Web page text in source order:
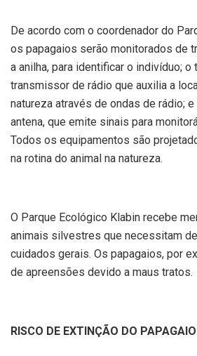
De acordo com o coordenador do
os papagaios serão monitorados de
a anilha, para identificar o indivíduo; o
transmissor de rádio que auxilia a
natureza através de ondas de rádio;
antena, que emite sinais para
Todos os equipamentos são
na rotina do animal na natureza.
O Parque Ecológico Klabin recebe
animais silvestres que necessitam
cuidados gerais. Os papagaios, por
de apreensões devido a maus tratos.
RISCO DE EXTINÇÃO DO